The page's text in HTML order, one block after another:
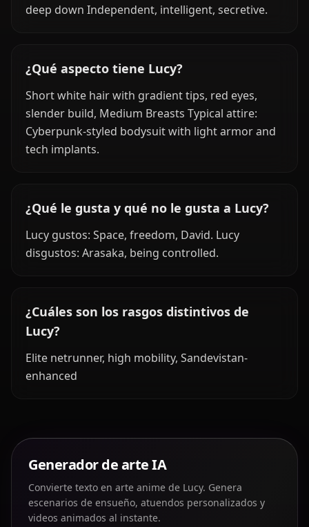
deep down Independent, intelligent, secretive.
¿Qué aspecto tiene Lucy?
Short white hair with gradient tips, red eyes,
slender build, Medium Breasts Typical attire:
Cyberpunk-styled bodysuit with light armor and
tech implants.
¿Qué le gusta y qué no le gusta a Lucy?
Lucy gustos: Space, freedom, David. Lucy
disgustos: Arasaka, being controlled.
¿Cuáles son los rasgos distintivos de
Lucy?
Elite netrunner, high mobility, Sandevistan-
enhanced
Generador de arte IA
Convierte texto en arte anime de Lucy. Genera
escenarios de ensueño, atuendos personalizados y
videos animados al instante.